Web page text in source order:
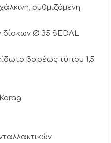
ρυθμιζόμενη
δίσκων Ø 35 SEDAL
βαρέως τύπου 1,5